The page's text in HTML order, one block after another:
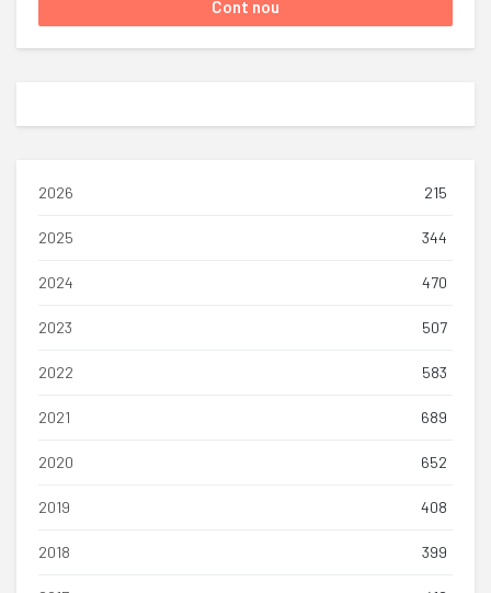
2026 215
2025 344
2024 470
2023 507
2022 583
2021 689
2020 652
2019 408
2018 399